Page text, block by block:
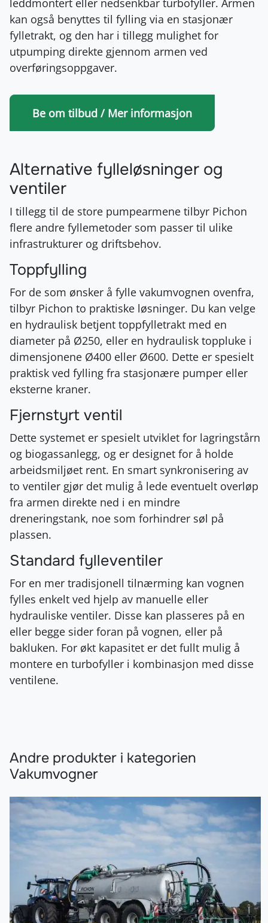
kan også benyttes til fylling via en stasjonær
fylletrakt, og den har i tillegg mulighet for
utpumping direkte gjennom armen ved
overføringsoppgaver.
Be om tilbud / Mer informasjon
Alternative fylleløsninger og
ventiler
I tillegg til de store pumpearmene tilbyr Pichon
flere andre fyllemetoder som passer til ulike
infrastrukturer og driftsbehov.
Toppfylling
For de som ønsker å fylle vakumvognen ovenfra,
tilbyr Pichon to praktiske løsninger. Du kan velge
en hydraulisk betjent toppfylletrakt med en
diameter på Ø250, eller en hydraulisk toppluke i
dimensjonene Ø400 eller Ø600. Dette er spesielt
praktisk ved fylling fra stasjonære pumper eller
eksterne kraner.
Fjernstyrt ventil
Dette systemet er spesielt utviklet for lagringstårn
og biogassanlegg, og er designet for å holde
arbeidsmiljøet rent. En smart synkronisering av
to ventiler gjør det mulig å lede eventuelt overløp
fra armen direkte ned i en mindre
dreneringstank, noe som forhindrer søl på
plassen.
Standard fylleventiler
For en mer tradisjonell tilnærming kan vognen
fylles enkelt ved hjelp av manuelle eller
hydrauliske ventiler. Disse kan plasseres på en
eller begge sider foran på vognen, eller på
bakluken. For økt kapasitet er det fullt mulig å
montere en turbofyller i kombinasjon med disse
ventilene.
Andre produkter i kategorien
Vakumvogner